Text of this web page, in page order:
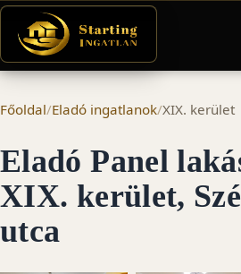
Főoldal/Eladó ingatlanok/XIX. kerület
Eladó Panel
XIX. kerület,
utca